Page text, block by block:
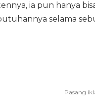
ia pun hanya
selama